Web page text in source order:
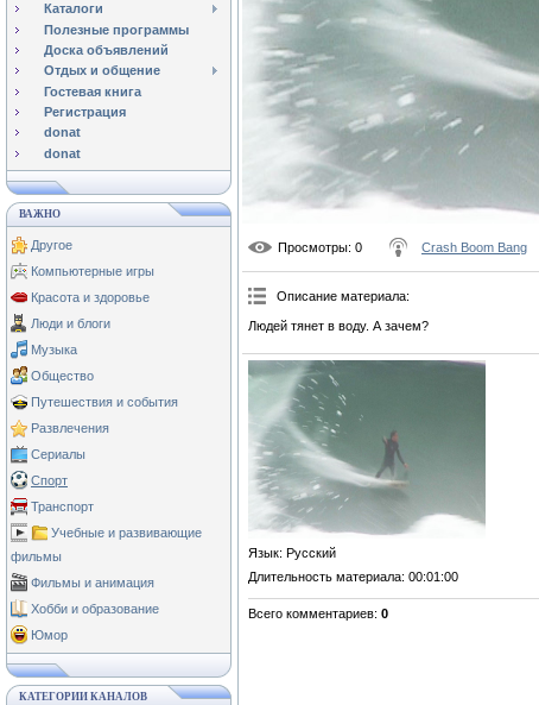
Каталоги
Полезные программы
Доска объявлений
Отдых и общение
Гостевая книга
Регистрация
donat
donat
ВАЖНО
Другое
Компьютерные игры
Красота и здоровье
Люди и блоги
Музыка
Общество
Путешествия и события
Развлечения
Сериалы
Спорт
Транспорт
Учебные и развивающие
фильмы
Фильмы и анимация
Хобби и образование
Юмор
КАТЕГОРИИ КАНАЛОВ
Просмотры: 0 Crash Boom Bang
Описание материала:
Людей тянет в воду. А зачем?
Язык: Русский
Длительность материала: 00:01:00
Всего комментариев: 0